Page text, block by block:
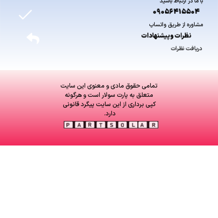
09056415504
مشاوره از طریق واتساپ
نظرات وپیشنهادات
دریافت نظرات
تمامی حقوق مادی و معنوی این سایت
متعلق به پارت سولار است و هرگونه
کپی برداری از این سایت پیگرد قانونی
دارد.